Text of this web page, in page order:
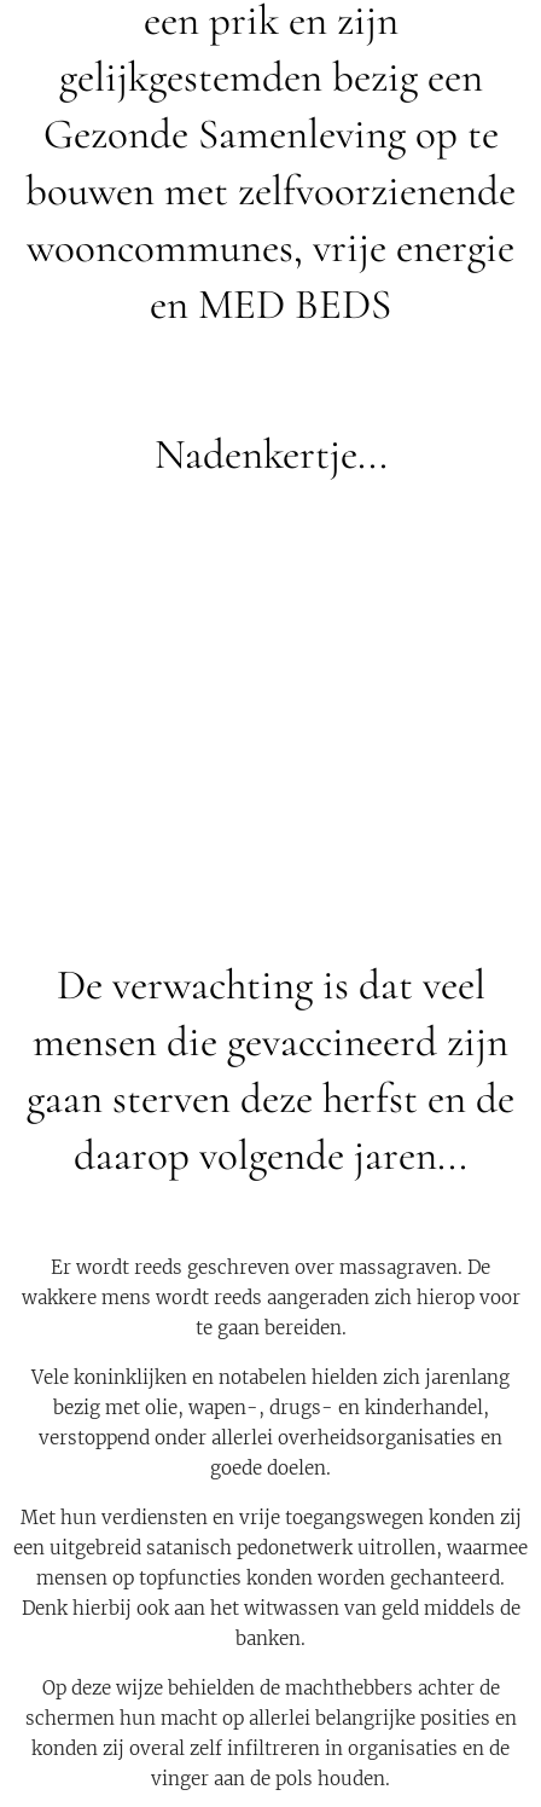
een prik en zijn
gelijkgestemden bezig een
Gezonde Samenleving op te
bouwen met zelfvoorzienende
wooncommunes, vrije energie
en MED BEDS
Nadenkertje...
De verwachting is dat veel
mensen die gevaccineerd zijn
gaan sterven deze herfst en de
daarop volgende jaren...
Er wordt reeds geschreven over massagraven. De
wakkere mens wordt reeds aangeraden zich hierop voor
te gaan bereiden.
Vele koninklijken en notabelen hielden zich jarenlang
bezig met olie, wapen-, drugs- en kinderhandel,
verstoppend onder allerlei overheidsorganisaties en
goede doelen.
Met hun verdiensten en vrije toegangswegen konden zij
een uitgebreid satanisch pedonetwerk uitrollen, waarmee
mensen op topfuncties konden worden gechanteerd.
Denk hierbij ook aan het witwassen van geld middels de
banken.
Op deze wijze behielden de machthebbers achter de
schermen hun macht op allerlei belangrijke posities en
konden zij overal zelf infiltreren in organisaties en de
vinger aan de pols houden.